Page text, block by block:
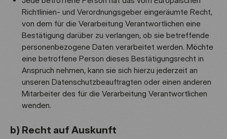
Richtlinien- und Verordnungsgeber eingeräumte Recht,
von dem für die Verarbeitung Verantwortlichen eine
Bestätigung darüber zu verlangen, ob sie betreffende
personenbezogene Daten verarbeitet werden. Möchte
eine betroffene Person dieses Bestätigungsrecht in
Anspruch nehmen, kann sie sich hierzu jederzeit an
unseren Datenschutzbeauftragten oder einen anderen
Mitarbeiter des für die Verarbeitung Verantwortlichen
wenden.
b) Recht auf Auskunft